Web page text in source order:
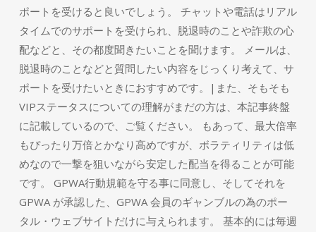
ポートを受けると良いでしょう。 チャットや電話はリアル
タイムでのサポートを受けられ、脱退時のことや詐欺の心
配などと、その都度聞きたいことを聞けます。 メールは、
脱退時のことなどと質問したい内容をじっくり考えて、サ
ポートを受けたいときにおすすめです。|また、そもそも
VIPステータスについての理解がまだの方は、本記事終盤
に記載しているので、ご覧ください。 もあって、最大倍率
もぴったり万倍とかなり高めですが、ボラティリティは低
めなので一撃を狙いながら安定した配当を得ることが可能
です。 GPWA行動規範を守る事に同意し、そしてそれを
GPWA が承認した、GPWA 会員のギャンブルの為のポー
タル・ウェブサイトだけに与えられます。 基本的には毎週